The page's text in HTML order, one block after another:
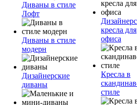
Диваны в стиле
Лофт
Диваны в стиле
модерн
Дизайнерские
диваны
кресла для
офиса
Кресла в
стиле